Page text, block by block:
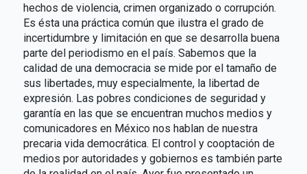
hechos de violencia, crimen organizado o corrupción.
Es ésta una práctica común que ilustra el grado de
incertidumbre y limitación en que se desarrolla buena
parte del periodismo en el país. Sabemos que la
calidad de una democracia se mide por el tamaño de
sus libertades, muy especialmente, la libertad de
expresión. Las pobres condiciones de seguridad y
garantía en las que se encuentran muchos medios y
comunicadores en México nos hablan de nuestra
precaria vida democrática. El control y cooptación de
medios por autoridades y gobiernos es también parte